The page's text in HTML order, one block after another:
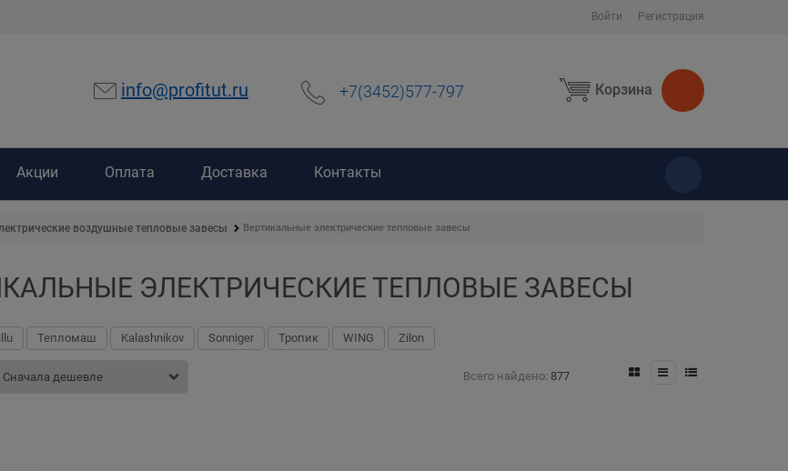
Войти Регистрация
info@profitut.ru +7(3452)577-797 Корзина
Акции Оплата Доставка Контакты
воздушные тепловые завесы Вертикальные электрические тепловые завесы
ЭЛЕКТРИЧЕСКИЕ ТЕПЛОВЫЕ ЗАВЕСЫ
Тепломаш Kalashnikov Sonniger Тропик WING Zilon
Всего найдено: 877